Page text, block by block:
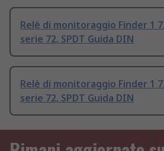
Relè di monitoraggio Finder 1
serie 72, SPDT Guida DIN
Relè di monitoraggio Finder 1
serie 72, SPDT Guida DIN